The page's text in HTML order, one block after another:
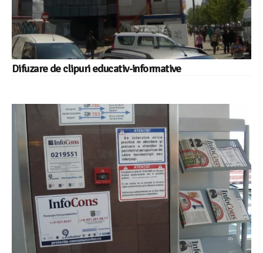
Difuzare de clipuri educativ-informative